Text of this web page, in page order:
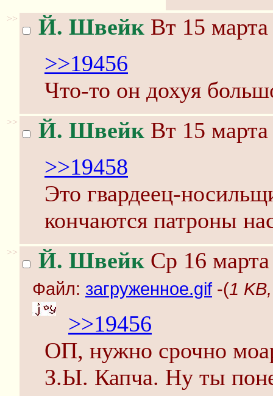
>> Й. Швейк Вт 15
>>19456
Что-то он дохуя
>> Й. Швейк Вт 15
>>19458
Это гвардеец-
кончаются патроны
>> Й. Швейк Ср 16
Файл: загруженное.gif -(1
>>19456
ОП, нужно срочно
З.Ы. Капча. Ну ты